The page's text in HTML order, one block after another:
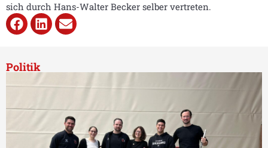
sich durch Hans-Walter Becker selber vertreten.
Politik